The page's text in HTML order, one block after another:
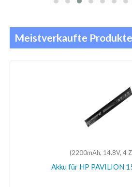
Meistverkaufte Produkte
(2200mAh, 14.8V, 4
Akku für HP PAVILION